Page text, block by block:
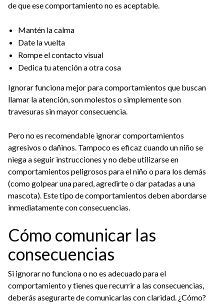
de que ese comportamiento no es aceptable.
Mantén la calma
Date la vuelta
Rompe el contacto visual
Dedica tu atención a otra cosa
Ignorar funciona mejor para comportamientos que buscan
llamar la atención, son molestos o simplemente son
travesuras sin mayor consecuencia.
Pero no es recomendable ignorar comportamientos
agresivos o dañinos. Tampoco es eficaz cuando un niño se
niega a seguir instrucciones y no debe utilizarse en
comportamientos peligrosos para el niño o para los demás
(como golpear una pared, agredirte o dar patadas a una
mascota). Este tipo de comportamientos deben abordarse
inmediatamente con consecuencias.
Cómo comunicar las
consecuencias
Si ignorar no funciona o no es adecuado para el
comportamiento y tienes que recurrir a las consecuencias,
deberás asegurarte de comunicarlas con claridad. ¿Cómo?